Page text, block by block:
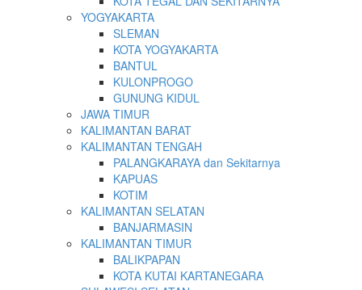
YOGYAKARTA
SLEMAN
KOTA YOGYAKARTA
BANTUL
KULONPROGO
GUNUNG KIDUL
JAWA TIMUR
KALIMANTAN BARAT
KALIMANTAN TENGAH
PALANGKARAYA dan Sekitarnya
KAPUAS
KOTIM
KALIMANTAN SELATAN
BANJARMASIN
KALIMANTAN TIMUR
BALIKPAPAN
KOTA KUTAI KARTANEGARA